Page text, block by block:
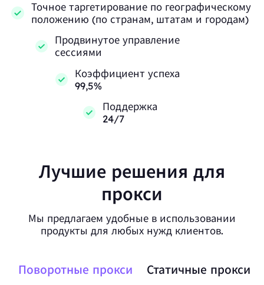
Точное таргетирование по географическому
положению (по странам, штатам и городам)
Продвинутое управление
сессиями
Коэффициент успеха
99,5%
Поддержка
24/7
Лучшие решения для
прокси
Мы предлагаем удобные в использовании
продукты для любых нужд клиентов.
Поворотные прокси Статичные прокси